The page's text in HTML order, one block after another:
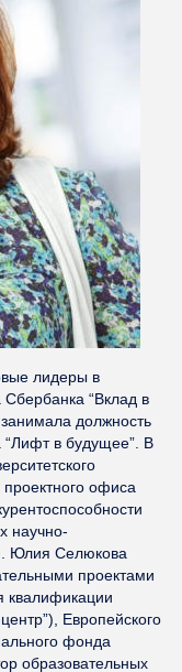
лидеры в
Сбербанка “Вклад в
должность
“Лифт в будущее”. В
проектного офиса
научно-
Юлия Селюкова
проектами
квалификации
Европейского
фонда
образовательных